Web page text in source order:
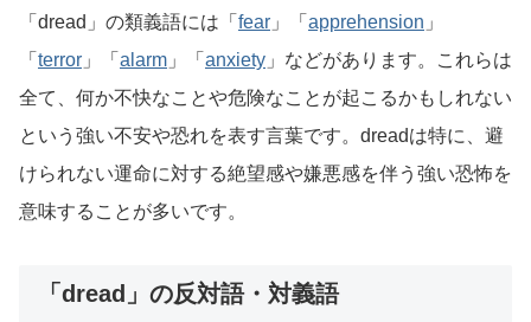
「dread」の類義語には「 fear 」「 apprehension 」
「 terror 」「 alarm 」「 anxiety 」などがあります。これらは
全て、何か不快なことや危険なことが起こるかもしれない
という強い不安や恐れを表す言葉です。dreadは特に、避
けられない運命に対する絶望感や嫌悪感を伴う強い恐怖を
意味することが多いです。
「dread」の反対語・対義語